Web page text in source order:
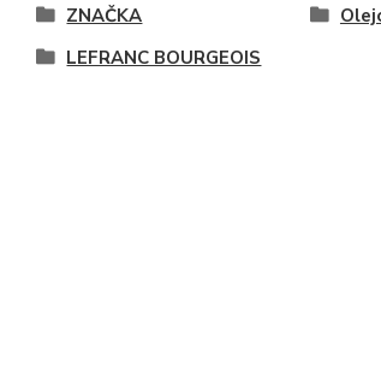
ZNAČKA
LEFRANC BOURGEOIS